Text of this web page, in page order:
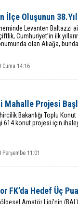
İlçe Oluşunun
Levanten Baltazzi
çiftlik, Cumhuriyet’in ilk
olan Aliağa,
Cuma 14:16
Mahalle Projesi
Bakanlığı Toplu
614 konut projesi için
11:01
FK’da Hedef Üç
Amatör Ligi’nin